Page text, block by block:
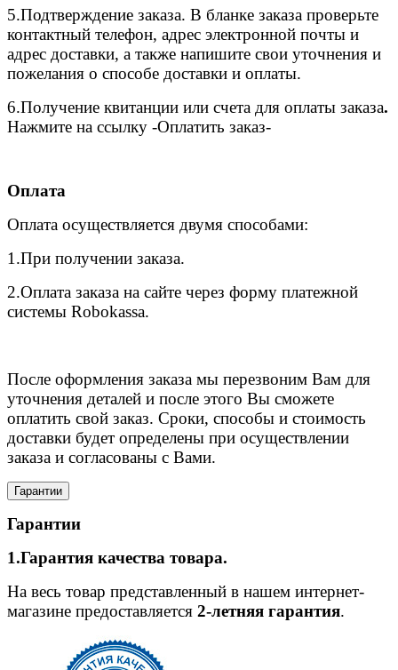
5.Подтверждение заказа. В бланке заказа проверьте
контактный телефон, адрес электронной почты и
адрес доставки, а также напишите свои уточнения и
пожелания о способе доставки и оплаты.
6.Получение квитанции или счета для оплаты заказа.
Нажмите на ссылку -Оплатить заказ-
Оплата
Оплата осуществляется двумя способами:
1.При получении заказа.
2.Оплата заказа на сайте через форму платежной
системы Robokassa.
После оформления заказа мы перезвоним Вам для
уточнения деталей и после этого Вы сможете
оплатить свой заказ. Сроки, способы и стоимость
доставки будет определены при осуществлении
заказа и согласованы с Вами.
Гарантии
Гарантии
1.Гарантия качества товара.
На весь товар представленный в нашем интернет-
магазине предоставляется 2-летняя гарантия.